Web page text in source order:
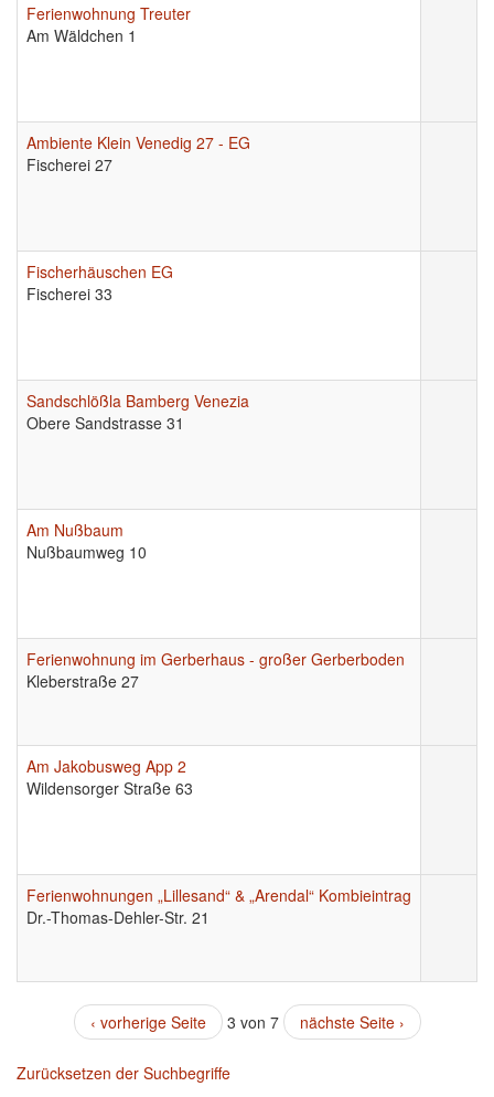
Ferienwohnung Treuter
Am Wäldchen 1
Ambiente Klein Venedig 27 - EG
Fischerei 27
Fischerhäuschen EG
Fischerei 33
Sandschlößla Bamberg Venezia
Obere Sandstrasse 31
Am Nußbaum
Nußbaumweg 10
Ferienwohnung im Gerberhaus - großer Gerberboden
Kleberstraße 27
Am Jakobusweg App 2
Wildensorger Straße 63
Ferienwohnungen „Lillesand“ & „Arendal“ Kombieintrag
Dr.-Thomas-Dehler-Str. 21
‹ vorherige Seite 3 von 7 nächste Seite ›
Zurücksetzen der Suchbegriffe